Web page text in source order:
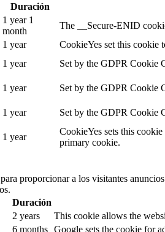
Duración
1 year 1
month
The __Secure-ENID
1 year
CookieYes set this cookie
1 year
Set by the GDPR Cookie
1 year
Set by the GDPR Cookie
1 year Set by the GDPR Cookie
1 year
CookieYes sets this
primary cookie.
proporcionar a los visitantes
Duración
2 years
This cookie allows the
6 months Google sets the cookie for